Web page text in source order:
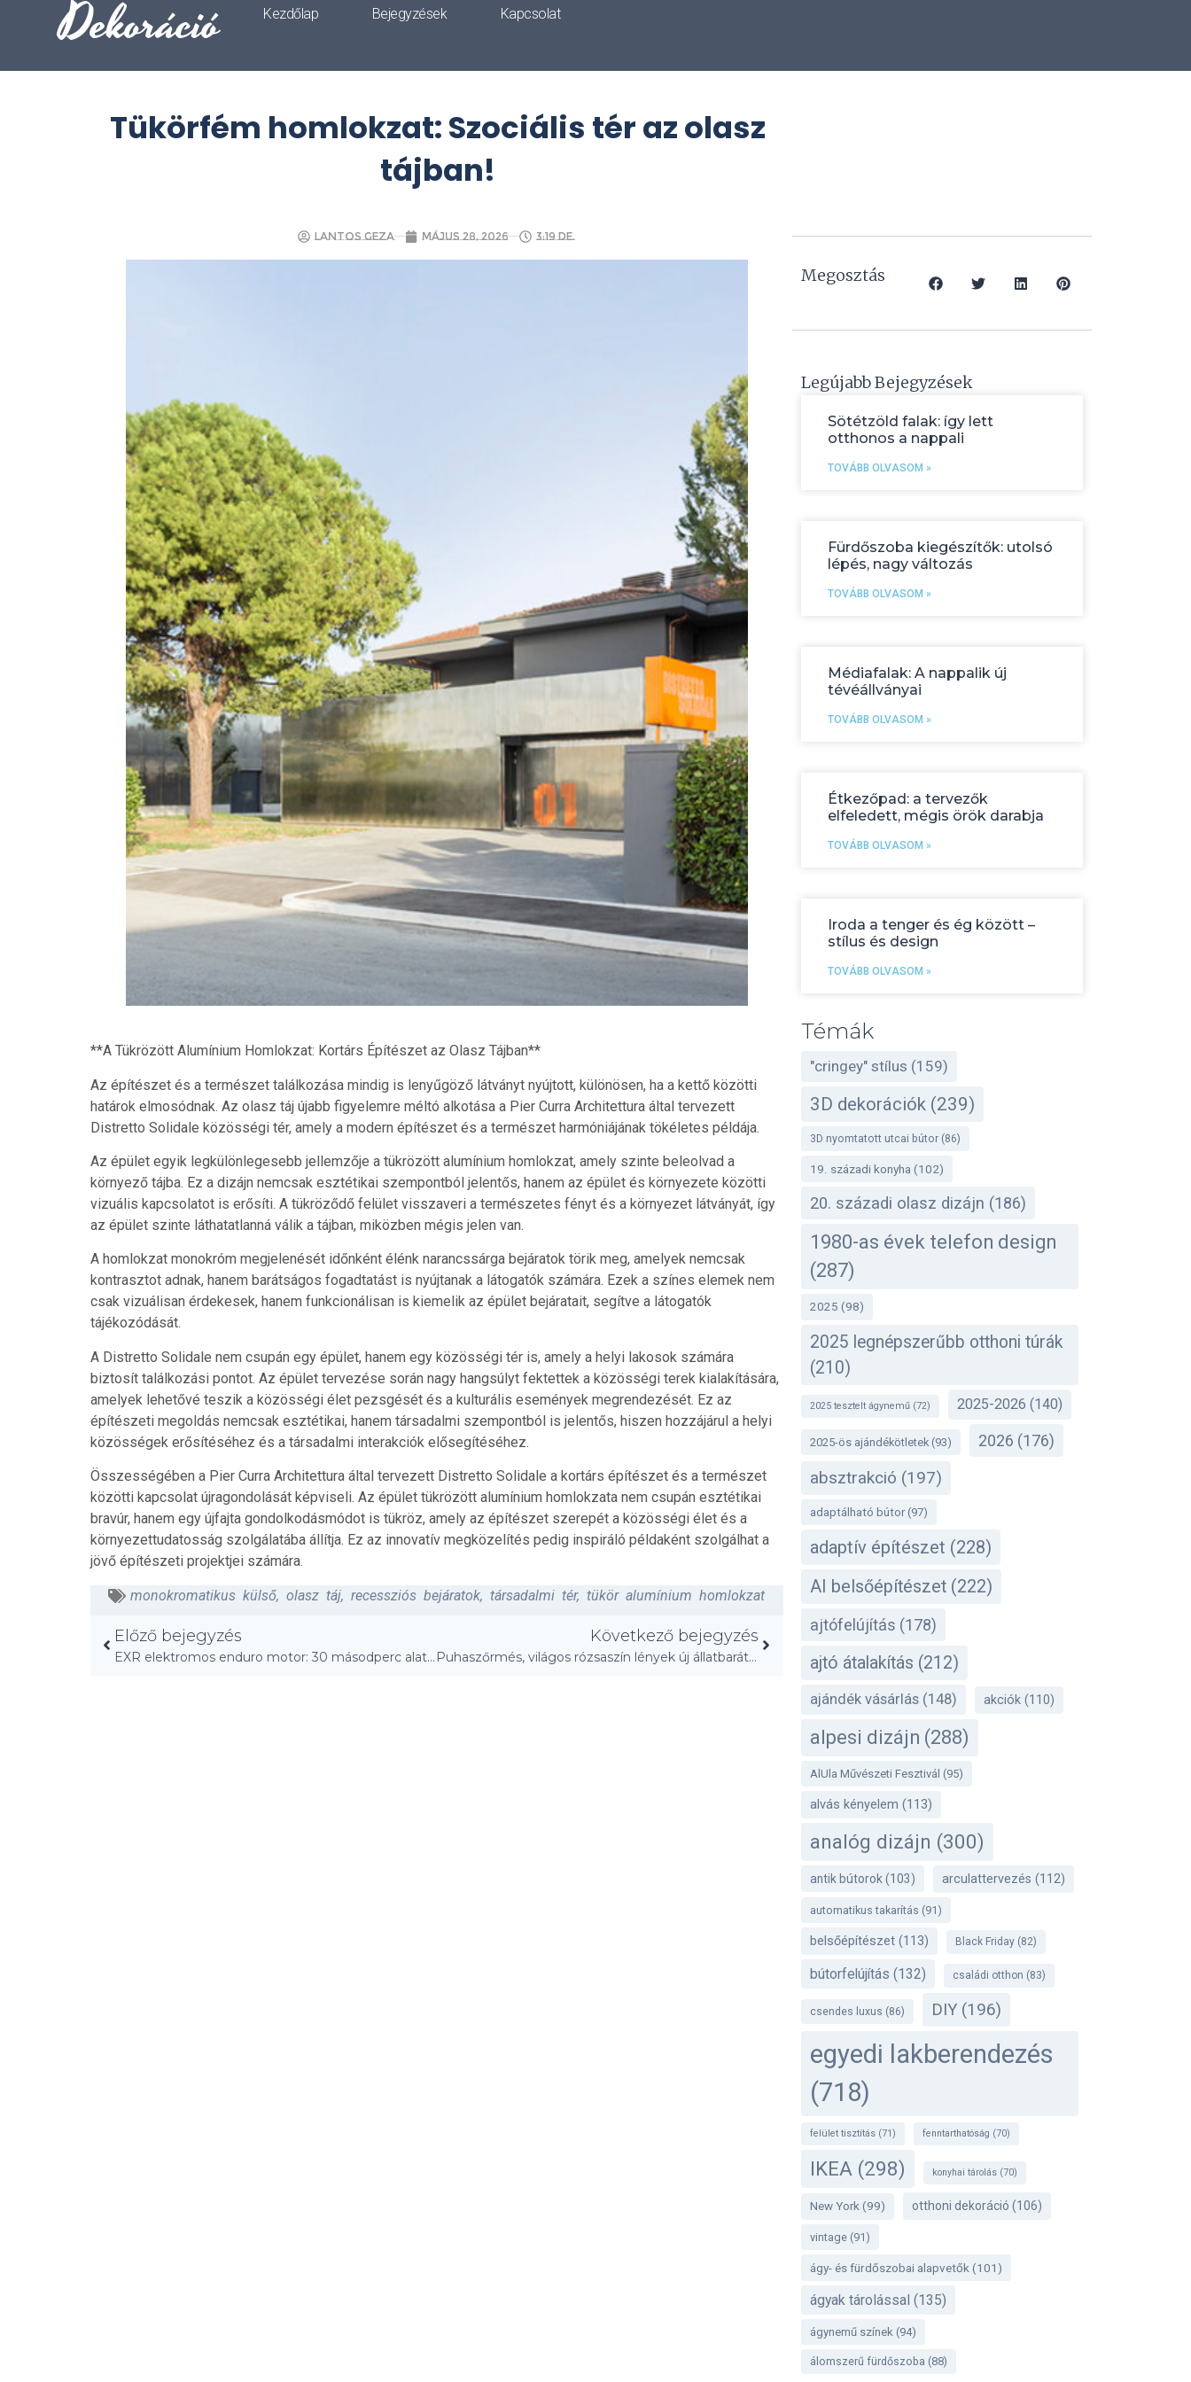
Dekoráció Kezdőlap Bejegyzések Kapcsolat
Tükörfém homlokzat: Szociális tér az olasz
tájban!
Lantos Geza május 28, 2026 3:19 de.
**A Tükrözött Alumínium Homlokzat: Kortárs Építészet az Olasz Tájban**
Az építészet és a természet találkozása mindig is lenyűgöző látványt nyújtott, különösen, ha a kettő közötti
határok elmosódnak. Az olasz táj újabb figyelemre méltó alkotása a Pier Curra Architettura által tervezett
Distretto Solidale közösségi tér, amely a modern építészet és a természet harmóniájának tökéletes példája.
Az épület egyik legkülönlegesebb jellemzője a tükrözött alumínium homlokzat, amely szinte beleolvad a
környező tájba. Ez a dizájn nemcsak esztétikai szempontból jelentős, hanem az épület és környezete közötti
vizuális kapcsolatot is erősíti. A tükröződő felület visszaveri a természetes fényt és a környezet látványát, így
az épület szinte láthatatlanná válik a tájban, miközben mégis jelen van.
A homlokzat monokróm megjelenését időnként élénk narancssárga bejáratok törik meg, amelyek nemcsak
kontrasztot adnak, hanem barátságos fogadtatást is nyújtanak a látogatók számára. Ezek a színes elemek nem
csak vizuálisan érdekesek, hanem funkcionálisan is kiemelik az épület bejáratait, segítve a látogatók
tájékozódását.
A Distretto Solidale nem csupán egy épület, hanem egy közösségi tér is, amely a helyi lakosok számára
biztosít találkozási pontot. Az épület tervezése során nagy hangsúlyt fektettek a közösségi terek kialakítására,
amelyek lehetővé teszik a közösségi élet pezsgését és a kulturális események megrendezését. Ez az
építészeti megoldás nemcsak esztétikai, hanem társadalmi szempontból is jelentős, hiszen hozzájárul a helyi
közösségek erősítéséhez és a társadalmi interakciók elősegítéséhez.
Összességében a Pier Curra Architettura által tervezett Distretto Solidale a kortárs építészet és a természet
közötti kapcsolat újragondolását képviseli. Az épület tükrözött alumínium homlokzata nem csupán esztétikai
bravúr, hanem egy újfajta gondolkodásmódot is tükröz, amely az építészet szerepét a közösségi élet és a
környezettudatosság szolgálatába állítja. Ez az innovatív megközelítés pedig inspiráló példaként szolgálhat a
jövő építészeti projektjei számára.
monokromatikus külső, olasz táj, recessziós bejáratok, társadalmi tér, tükör alumínium homlokzat
Előző bejegyzés
EXR elektromos enduro motor: 30 másodperc alatt csere!
Következő bejegyzés
Puhaszőrmés, világos rózsaszín lények új állatbarátságot álmodnak
Megosztás
Legújabb Bejegyzések
Sötétzöld falak: így lett
otthonos a nappali
TOVÁBB OLVASOM »
Fürdőszoba kiegészítők: utolsó
lépés, nagy változás
TOVÁBB OLVASOM »
Médiafalak: A nappalik új
tévéállványai
TOVÁBB OLVASOM »
Étkezőpad: a tervezők
elfeledett, mégis örök darabja
TOVÁBB OLVASOM »
Iroda a tenger és ég között –
stílus és design
TOVÁBB OLVASOM »
Témák
"cringey" stílus (159)
3D dekorációk(239)
3D nyomtatott utcai bútor(86)
19. századi konyha (102)
20. századi olasz dizájn (186)
1980-as évek telefon design
(287)
2025 (98)
2025 legnépszerűbb otthoni túrák
(210)
2025 tesztelt ágynemű(72) 2025-2026 (140)
2025-ös ajándékötletek(93) 2026 (176)
absztrakció (197)
adaptálható bútor(97)
adaptív építészet (228)
AI belsőépítészet(222)
ajtófelújítás (178)
ajtó átalakítás (212)
ajándék vásárlás(148) akciók(110)
alpesi dizájn (288)
AlUla Művészeti Fesztivál (95)
alvás kényelem (113)
analóg dizájn (300)
antik bútorok (103) arculattervezés (112)
automatikus takarítás (91)
belsőépítészet(113) Black Friday(82)
bútorfelújítás (132) családi otthon (83)
csendes luxus (86) DIY(196)
egyedi lakberendezés
(718)
felület tisztítás(71) fenntarthatóság (70)
IKEA (298) konyhai tárolás(70)
New York(99) otthoni dekoráció (106)
vintage(91)
ágy- és fürdőszobai alapvetők (101)
ágyak tárolással (135)
ágynemű színek(94)
álomszerű fürdőszoba (88)